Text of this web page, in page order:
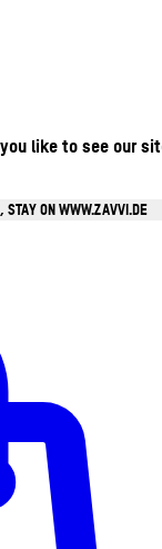
like to see our
STAY ON WWW.ZAVVI.DE